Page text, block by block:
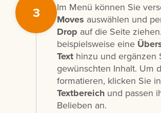
3
Im Menü können Sie
Moves auswählen und
Drop auf die Seite
beispielsweise eine
Text hinzu und ergänzen
gewünschten Inhalt. Um
formatieren, klicken Sie
Textbereich und passen
Belieben an.